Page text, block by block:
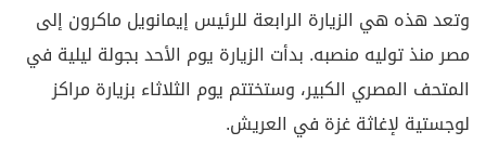
وتعد هذه هي الزيارة الرابعة للرئيس إيمانويل ماكرون إلى
مصر منذ توليه منصبه. بدأت الزيارة يوم الأحد بجولة ليلية في
المتحف المصري الكبير، وستختتم يوم الثلاثاء بزيارة مراكز
لوجستية لإغاثة غزة في العريش.